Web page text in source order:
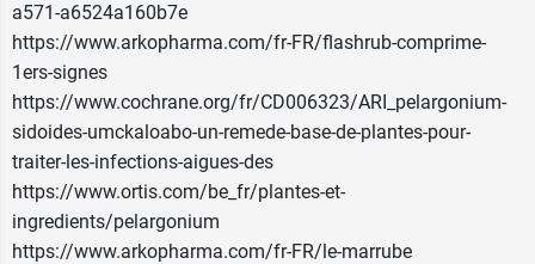
a571-a6524a160b7e
https://www.arkopharma.com/fr-FR/flashrub-comprime-
1ers-signes
https://www.cochrane.org/fr/CD006323/ARI_pelargonium-
sidoides-umckaloabo-un-remede-base-de-plantes-pour-
traiter-les-infections-aigues-des
https://www.ortis.com/be_fr/plantes-et-
ingredients/pelargonium
https://www.arkopharma.com/fr-FR/le-marrube